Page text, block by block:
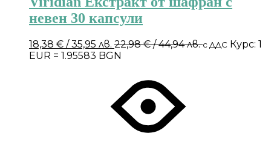
невен 30 капсули
18,38 € / 35,95 лв. 22,98€/ 44,94 лв.с ДДС Курс: 1
EUR = 1.95583 BGN